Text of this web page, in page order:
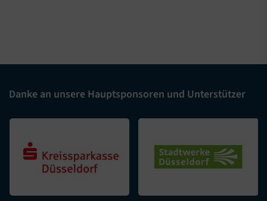
Danke an unsere Hauptsponsoren und Unterstützer